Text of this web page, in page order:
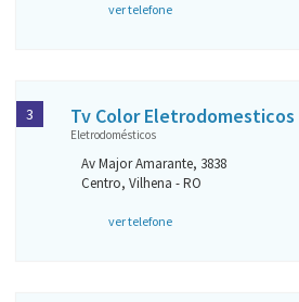
ver telefone
Tv Color Eletrodomesticos
Eletrodomésticos
Av Major Amarante, 3838
Centro, Vilhena - RO
ver telefone
3